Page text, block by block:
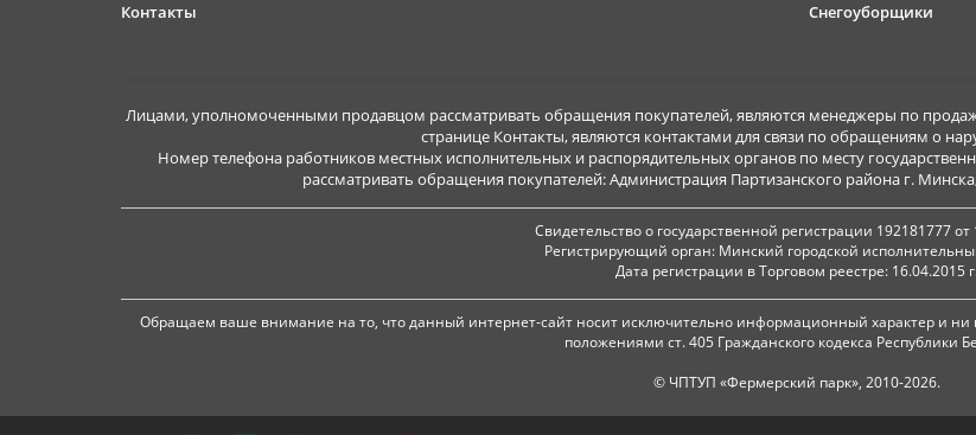
Контакты
Снегоуборщики
Лицами, уполномоченными продавцом рассматривать обращения покупателей, являются менеджеры по
странице Контакты, являются контактами для связи по обращениям о
Номер телефона работников местных исполнительных и распорядительных органов по месту
рассматривать обращения покупателей: Администрация Партизанского района г. Минска,
Свидетельство о государственной регистрации 192181777 от
Регистрирующий орган: Минский городской
Дата регистрации в Торговом реестре: 16.04.2015
Обращаем ваше внимание на то, что данный интернет-сайт носит исключительно информационный характер и ни
положениями ст. 405 Гражданского кодекса Республики
© ЧПТУП «Фермерский парк», 2010-2026.